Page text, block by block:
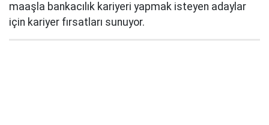
maaşla bankacılık kariyeri yapmak isteyen adaylar
için kariyer fırsatları sunuyor.